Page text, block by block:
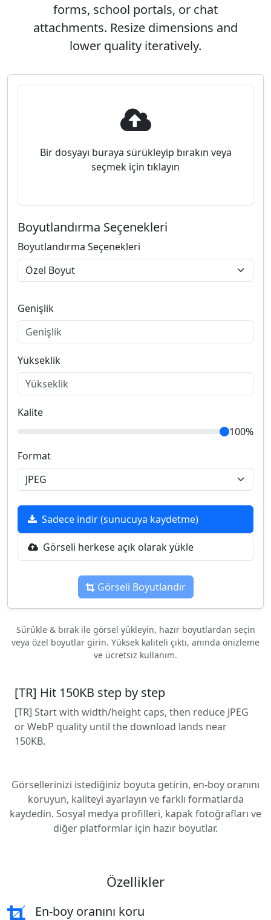
forms, school portals, or chat
attachments. Resize dimensions and
lower quality iteratively.
Bir dosyayı buraya sürükleyip bırakın veya
seçmek için tıklayın
Boyutlandırma Seçenekleri
Boyutlandırma Seçenekleri
Genişlik
Yükseklik
Kalite
100%
Format
Sadece indir (sunucuya kaydetme)
Görseli herkese açık olarak yükle
Görseli Boyutlandır
Sürükle & bırak ile görsel yükleyin, hazır boyutlardan seçin
veya özel boyutlar girin. Yüksek kaliteli çıktı, anında önizleme
ve ücretsiz kullanım.
[TR] Hit 150KB step by step
[TR] Start with width/height caps, then reduce JPEG
or WebP quality until the download lands near
150KB.
Görsellerinizi istediğiniz boyuta getirin, en-boy oranını
koruyun, kaliteyi ayarlayın ve farklı formatlarda
kaydedin. Sosyal medya profilleri, kapak fotoğrafları ve
diğer platformlar için hazır boyutlar.
Özellikler
En-boy oranını koru